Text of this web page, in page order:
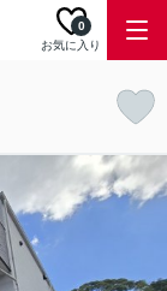
お気に入り
0